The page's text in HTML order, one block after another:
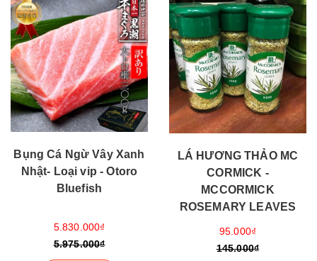
Bụng Cá Ngừ Vây Xanh
Nhật- Loại vip - Otoro
Bluefish
5.830.000₫
5.975.000₫
LÁ HƯƠNG THẢO MC
CORMICK -
MCCORMICK
ROSEMARY LEAVES
95.000₫
145.000₫